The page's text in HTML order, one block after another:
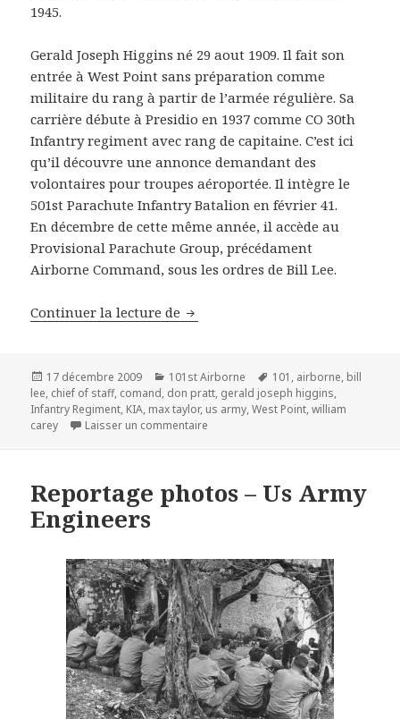
1945.
Gerald Joseph Higgins né 29 aout 1909. Il fait son
entrée à West Point sans préparation comme
militaire du rang à partir de l’armée régulière. Sa
carrière débute à Presidio en 1937 comme CO 30th
Infantry regiment avec rang de capitaine. C’est ici
qu’il découvre une annonce demandant des
volontaires pour troupes aéroportée. Il intègre le
501st Parachute Infantry Batalion en février 41.
En décembre de cette même année, il accède au
Provisional Parachute Group, précédament
Airborne Command, sous les ordres de Bill Lee.
Continuer la lecture de Major General – U.S. Army –
Publié
le
17 décembre 2009 Catégories
101st Airborne
Mots-
clés
101 , airborne, bill
lee, chief of staff, comand, don pratt, gerald joseph higgins,
Infantry Regiment, KIA, max taylor, us army,West Point,william
carey
Laisser un commentaire
Reportage photos – Us Army
Engineers